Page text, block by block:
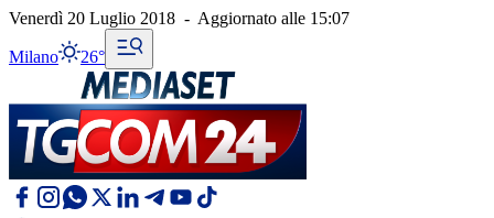
Venerdì 20 Luglio 2018 - Aggiornato alle 15:07
Milano 26°